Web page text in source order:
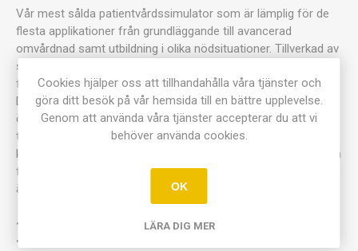
Vår mest sålda patientvårdssimulator som är lämplig för de
flesta applikationer från grundläggande till avancerad
omvårdnad samt utbildning i olika nödsituationer. Tillverkad av
slitstark, okrossbar och vattenbeständig plast. Modellen är
flexibel och visar naturliga rörelser av armar, ben och leder.
Den unika flexibla midjan gör att dockan kan sitta upprätt för
ökad realism. Dockan har 6 st speciella injektionskuddar, som
tillåter upprepade injektioner. Dessutom ingår en amputerad
kroppsdel för träning av bandage och påklädnad. Denna docka
finns även att köpa med inre organ, se 1400. Denna docka kan
även uppgraderas med inre organ, Se 1404.
• Personlig hygien
• Hårvård som tvätt kamning och torkning
Cookies hjälper oss att tillhandahålla våra tjänster och
göra ditt besök på vår hemsida till en bättre upplevelse.
Genom att använda våra tjänster accepterar du att vi
behöver använda cookies.
OK
LÄRA DIG MER